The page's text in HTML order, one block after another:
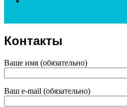
for
Контакты
Ваше имя (обязательно)
Ваш e-mail (обязательно)